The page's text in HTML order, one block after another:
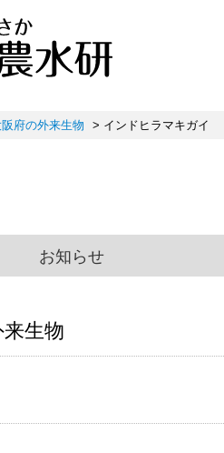
阪府の外来生物 > インドヒラマキガイ
お知らせ
生物